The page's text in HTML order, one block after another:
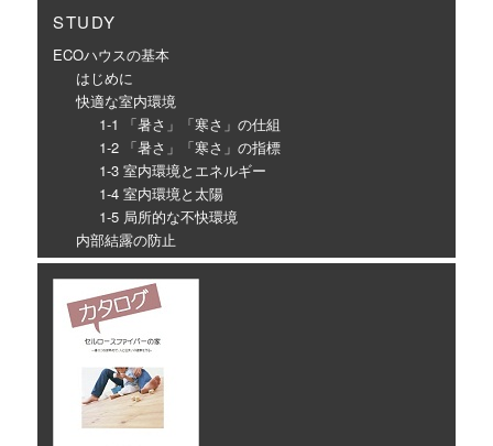
STUDY
ECOハウスの基本
はじめに
快適な室内環境
1-1 「暑さ」「寒さ」の仕組
1-2 「暑さ」「寒さ」の指標
1-3 室内環境とエネルギー
1-4 室内環境と太陽
1-5 局所的な不快環境
内部結露の防止